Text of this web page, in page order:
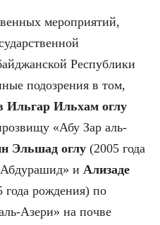
мероприятий,
Республики
подозрения в том,
Ильгар Ильхам оглу
«Абу Зар аль-
Эльшад оглу (2005 года
и Ализаде
года рождения) по
Азери» на почве